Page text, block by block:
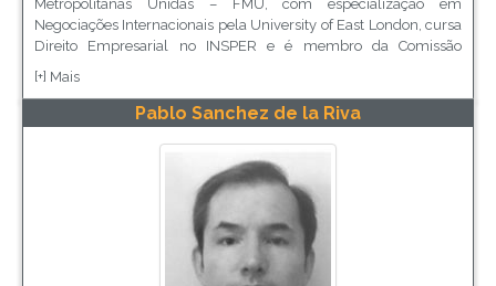
Metropolitanas Unidas – FMU, com especialização em
Negociações Internacionais pela University of East London, cursa
Direito Empresarial no INSPER e é membro da Comissão
Permanente de Compliance do IASP e da Comissão de
[+] Mais
Pablo Sanchez de la Riva